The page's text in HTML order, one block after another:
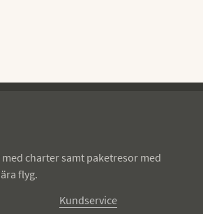
charter samt paketresor med
flyg.
Kundservice